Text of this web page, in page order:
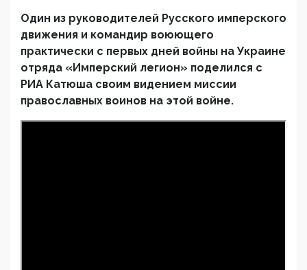
Один из руководителей Русского имперского
движения и командир воюющего
практически с первых дней войны на Украине
отряда «Имперский легион» поделился с
РИА Катюша своим видением миссии
православных воинов на этой войне.